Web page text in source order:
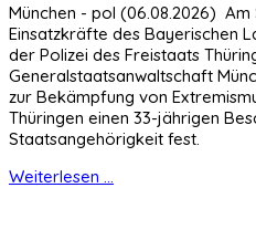
München - pol (06.08.2026) Am
Einsatzkräfte des Bayerischen
der Polizei des Freistaats
Generalstaatsanwaltschaft
zur Bekämpfung von
Thüringen einen 33-jährigen
Staatsangehörigkeit fest.
Weiterlesen ...